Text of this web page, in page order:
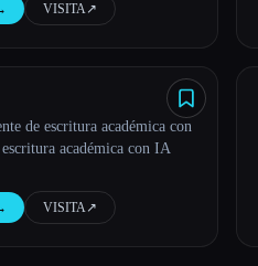
VISITA↗︎
de escritura académica con
académica con IA
VISITA↗︎